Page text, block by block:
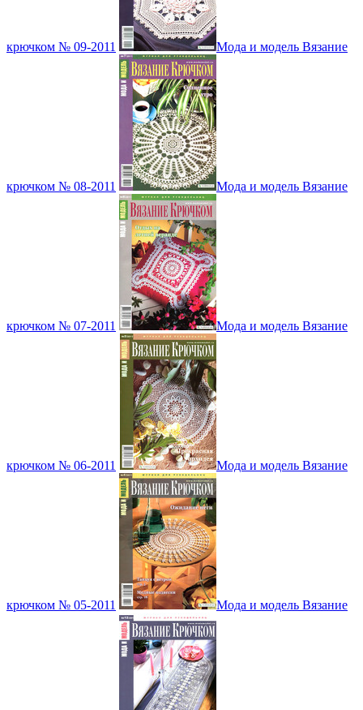
крючком № 09-2011 Мода и модель Вязание
крючком № 08-2011 Мода и модель Вязание
крючком № 07-2011 Мода и модель Вязание
крючком № 06-2011 Мода и модель Вязание
крючком № 05-2011 Мода и модель Вязание